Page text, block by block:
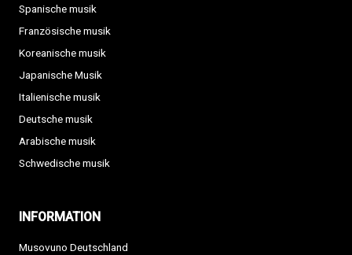
Spanische musik
Französische musik
Koreanische musik
Japanische Musik
Italienische musik
Deutsche musik
Arabische musik
Schwedische musik
INFORMATION
Musovuno Deutschland